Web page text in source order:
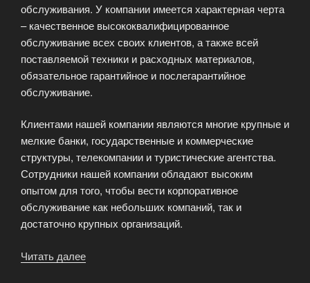
обслуживания. У компании имеется характерная черта
– качественное высококвалифицированное
обслуживание всех своих клиентов, а также всей
поставляемой техники и расходных материалов,
обязательное гарантийное и послегарантийное
обслуживание.
Клиентами нашей компании являются многие крупные и
мелкие банки, государственные и коммерческие
структуры, телекомпании и туристические агентства.
Сотрудники нашей компании обладают высоким
опытом для того, чтобы вести корпоративное
обслуживание как небольших компаний, так и
достаточно крупных организаций.
Читать далее